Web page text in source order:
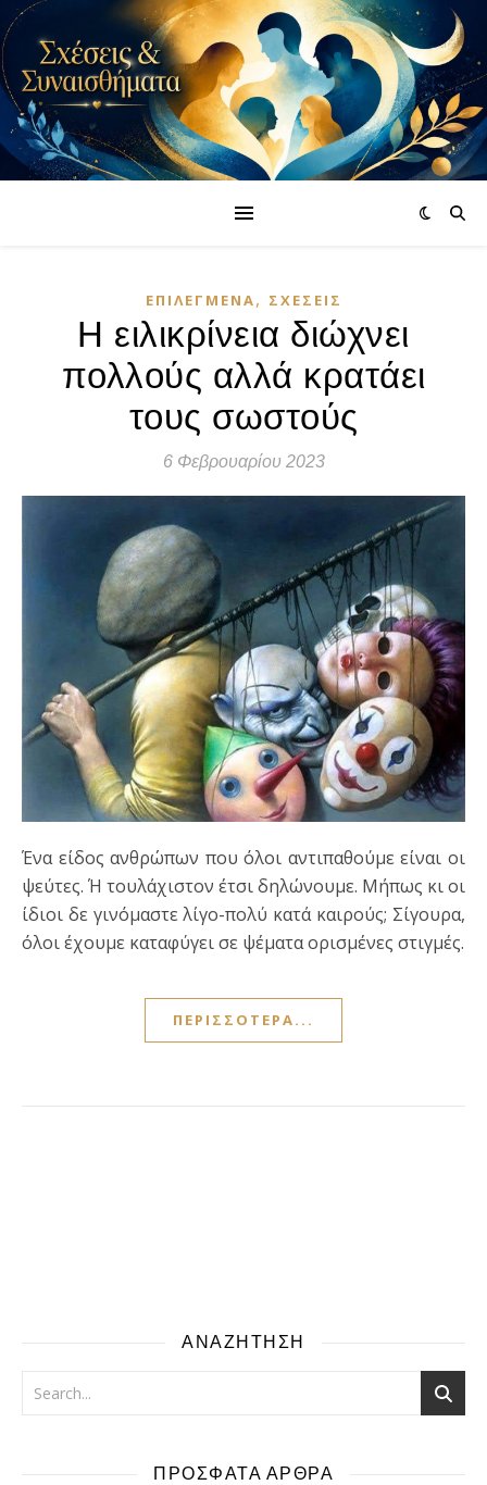
ΕΠΙΛΕΓΜΈΝΑ, ΣΧΈΣΕΙΣ
Η ειλικρίνεια διώχνει
πολλούς αλλά κρατάει
τους σωστούς
6 Φεβρουαρίου 2023
Ένα είδος ανθρώπων που όλοι αντιπαθούμε είναι οι
ψεύτες. Ή τουλάχιστον έτσι δηλώνουμε. Μήπως κι οι
ίδιοι δε γινόμαστε λίγο-πολύ κατά καιρούς; Σίγουρα,
όλοι έχουμε καταφύγει σε ψέματα ορισμένες στιγμές.
ΠΕΡΙΣΣΌΤΕΡΑ...
ΑΝΑΖΗΤΗΣΗ
ΠΡΟΣΦΑΤΑ ΑΡΘΡΑ